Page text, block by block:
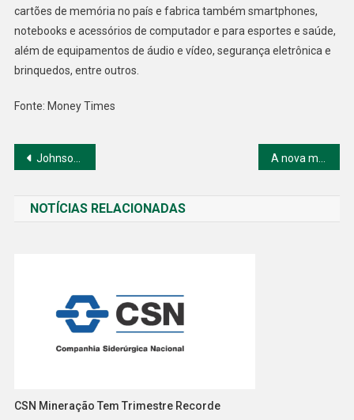
cartões de memória no país e fabrica também smartphones,
notebooks e acessórios de computador e para esportes e saúde,
além de equipamentos de áudio e vídeo, segurança eletrônica e
brinquedos, entre outros.
Fonte: Money Times
Navegação
Post
Johnson & Johnson cresce no Segundo Trimestre
NOTÍCIAS RELACIONADAS
CSN Mineração Tem Trimestre Recorde